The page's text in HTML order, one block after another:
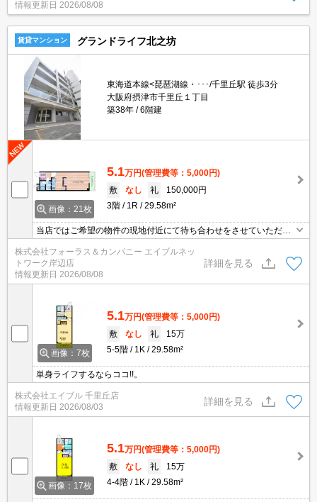
情報更新日 2026/08/08
賃貸マンション グランドライフ北之坊
東海道本線<琵琶湖線・･･･/千里丘駅 徒歩3分
大阪府摂津市千里丘１丁目
築38年
6階建
画像：21枚
5.1万円(管理費等：5,000円)
敷
なし 礼
150,000円
3階
1R 29.58m²
当店ではご希望の物件の現地付近にて待ち合わせをさせていただき
ご内覧いただくサービスや、主要駅までのお迎えサービスも実施中
です。詳しくは当店 「０１２０－９６７－０９９」にお気軽にお問
合せ下さい♪
株式会社フォーラス＆カンパニー エイブルネッ
トワーク岸辺店
情報更新日 2026/08/08
詳細を見る
画像：7枚
5.1万円(管理費等：5,000円)
敷
なし 礼
15万
5-5階
1K 29.58m²
単身ライフするならココ!!。
株式会社エイブル 千里丘店
情報更新日 2026/08/03
詳細を見る
画像：17枚
5.1万円(管理費等：5,000円)
敷
なし 礼
15万
4-4階
1K 29.58m²